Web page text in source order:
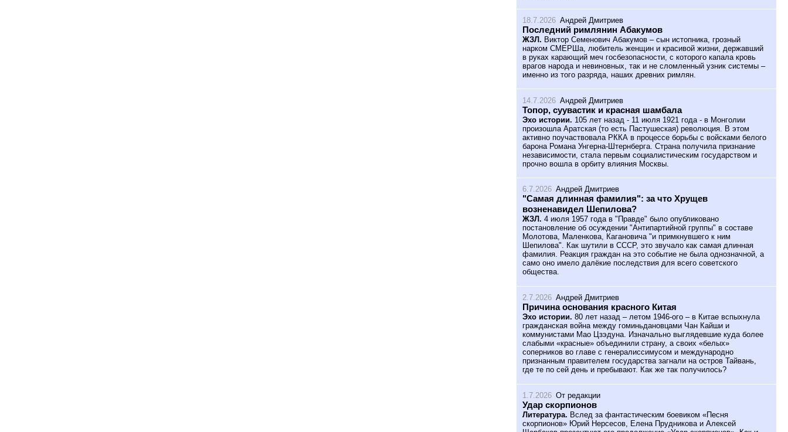
18.7.2026 Андрей Дмитриев
Последний римлянин Абакумов
ЖЗЛ. Виктор Семенович Абакумов – сын истопника, грозный
нарком СМЕРШа, любитель женщин и красивой жизни, державший
в руках карающий меч госбезопасности, с которого капала кровь
врагов народа и невиновных, так и не сломленный узник системы –
именно из того разряда, наших древних римлян.
14.7.2026 Андрей Дмитриев
Топор, суувастик и красная шамбала
Эхо истории. 105 лет назад - 11 июля 1921 года - в Монголии
произошла Аратская (то есть Пастушеская) революция. В этом
активно поучаствовала РККА в процессе борьбы с войсками белого
барона Романа Унгерна-Штернберга. Страна получила признание
независимости, стала первым социалистическим государством и
прочно вошла в орбиту влияния Москвы.
6.7.2026 Андрей Дмитриев
"Самая длинная фамилия": за что Хрущев
возненавидел Шепилова?
ЖЗЛ. 4 июля 1957 года в "Правде" было опубликовано
постановление об осуждении "Антипартийной группы" в составе
Молотова, Маленкова, Кагановича "и примкнувшего к ним
Шепилова". Как шутили в СССР, это звучало как самая длинная
фамилия. Реакция граждан на это событие не была однозначной, а
само оно имело далёкие последствия для всего советского
общества.
2.7.2026 Андрей Дмитриев
Причина основания красного Китая
Эхо истории. 80 лет назад – летом 1946-ого – в Китае вспыхнула
гражданская война между гоминьдановцами Чан Кайши и
коммунистами Мао Цзэдуна. Изначально выглядевшие куда более
слабыми «красные» объединили страну, а своих «белых»
соперников во главе с генералиссимусом и международно
признанным правителем государства загнали на остров Тайвань,
где те по сей день и пребывают. Как же так получилось?
1.7.2026 От редакции
Удар скорпионов
Литература. Вслед за фантастическим боевиком «Песня
скорпионов» Юрий Нерсесов, Елена Прудникова и Алексей